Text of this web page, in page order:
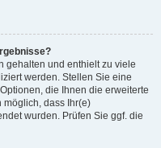
gehalten und enthielt zu viele
werden. Stellen Sie eine
die Ihnen die erweiterte
möglich, dass Ihr(e)
wurden. Prüfen Sie ggf. die